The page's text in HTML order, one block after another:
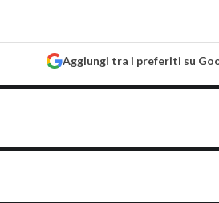
Aggiungi tra i preferiti su